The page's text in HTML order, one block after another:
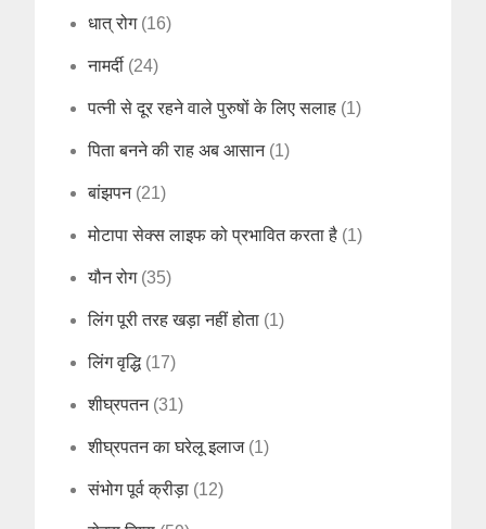
धात् रोग(16)
नामर्दी (24)
पत्नी से दूर रहने वाले पुरुषों के लिए सलाह (1)
पिता बनने की राह अब आसान(1)
बांझपन(21)
मोटापा सेक्स लाइफ को प्रभावित करता है (1)
यौन रोग(35)
लिंग पूरी तरह खड़ा नहीं होता (1)
लिंग वृद्धि(17)
शीघ्रपतन(31)
शीघ्रपतन का घरेलू इलाज(1)
संभोग पूर्व क्रीड़ा (12)